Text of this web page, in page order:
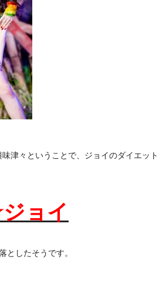
津々ということで、ジョイのダイエット
ョイ
したそうです。